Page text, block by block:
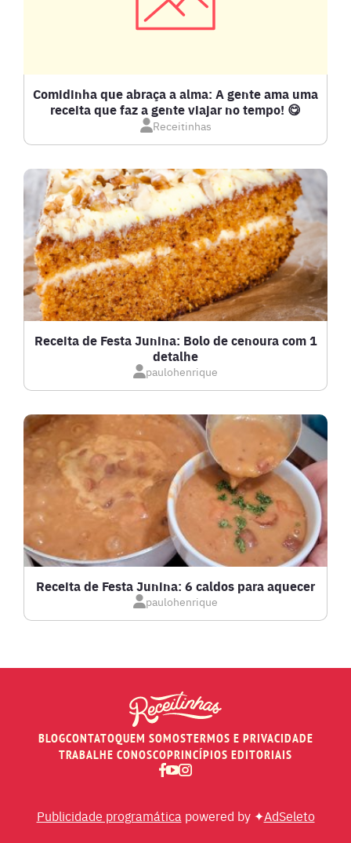
COMPOTAS E GELEIAS
DOCES E SOBREMESAS
DRINKS
FRANGO
FRUTOS DO MAR
GRATINADOS
LANCHES
LASANHAS
LOW CARB
MASSAS E PASTAS
RECEITAS DE AIR FRYER
Comidinha que abraça a alma: A gente ama uma
receita que faz a gente viajar no tempo! 😋
Receitinhas
Receita de Festa Junina: Bolo de cenoura com 1
detalhe
paulohenrique
Receita de Festa Junina: 6 caldos para aquecer
paulohenrique
BLOGCONTATOQUEM SOMOSTERMOS E PRIVACIDADE
TRABALHE CONOSCOPRINCÍPIOS EDITORIAIS
Publicidade programática powered by ✦AdSeleto